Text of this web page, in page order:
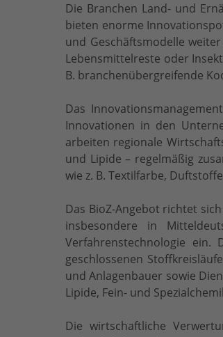
Die Branchen Land- und
bieten enorme
und Geschäftsmodelle
Lebensmittelreste oder
B. branchenübergreifende
Das
Innovationen in den
arbeiten regionale
und Lipide – regelmäßig
wie z. B. Textilfarbe,
Das BioZ-Angebot richtet
insbesondere in
Verfahrenstechnologie
geschlossenen
und Anlagenbauer sowie
Lipide, Fein- und
Die wirtschaftliche